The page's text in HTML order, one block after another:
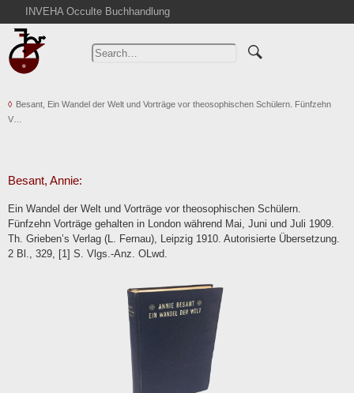
INVEHA Occulte Buchhandlung
Home
Advanced Search
Cart
Abbreviations
Contact
Terms
Withdrawal
Besant, Ein Wandel der Welt und Vorträge vor theosophischen Schülern. Fünfzehn
V…
Besant, Annie:
Ein Wandel der Welt und Vorträge vor theosophischen Schülern.
Fünfzehn Vorträge gehalten in London während Mai, Juni und Juli 1909.
Th. Grieben’s Verlag (L. Fernau), Leipzig 1910. Autorisierte Übersetzung.
2 Bl., 329, [1] S. Vlgs.-Anz. OLwd.